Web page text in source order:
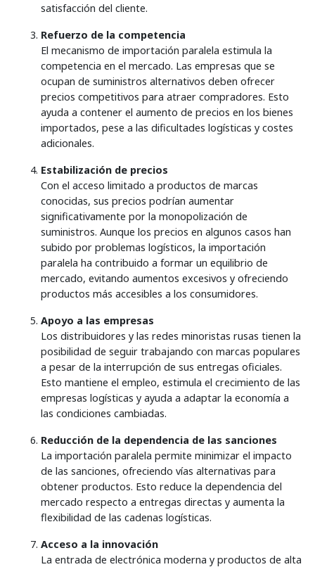
satisfacción del cliente.
Refuerzo de la competencia
El mecanismo de importación paralela estimula la
competencia en el mercado. Las empresas que se
ocupan de suministros alternativos deben ofrecer
precios competitivos para atraer compradores. Esto
ayuda a contener el aumento de precios en los bienes
importados, pese a las dificultades logísticas y costes
adicionales.
Estabilización de precios
Con el acceso limitado a productos de marcas
conocidas, sus precios podrían aumentar
significativamente por la monopolización de
suministros. Aunque los precios en algunos casos han
subido por problemas logísticos, la importación
paralela ha contribuido a formar un equilibrio de
mercado, evitando aumentos excesivos y ofreciendo
productos más accesibles a los consumidores.
Apoyo a las empresas
Los distribuidores y las redes minoristas rusas tienen la
posibilidad de seguir trabajando con marcas populares
a pesar de la interrupción de sus entregas oficiales.
Esto mantiene el empleo, estimula el crecimiento de las
empresas logísticas y ayuda a adaptar la economía a
las condiciones cambiadas.
Reducción de la dependencia de las sanciones
La importación paralela permite minimizar el impacto
de las sanciones, ofreciendo vías alternativas para
obtener productos. Esto reduce la dependencia del
mercado respecto a entregas directas y aumenta la
flexibilidad de las cadenas logísticas.
Acceso a la innovación
La entrada de electrónica moderna y productos de alta